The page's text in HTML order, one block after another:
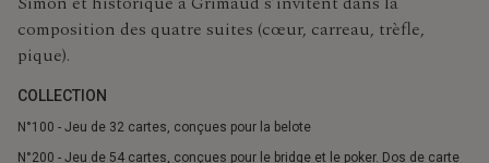
composition des quatre suites (cœur, carreau, trèfle,
pique).
COLLECTION
N°100 - Jeu de 32 cartes, conçues pour la belote
N°200 - Jeu de 54 cartes, conçues pour le bridge et le poker. Dos de carte